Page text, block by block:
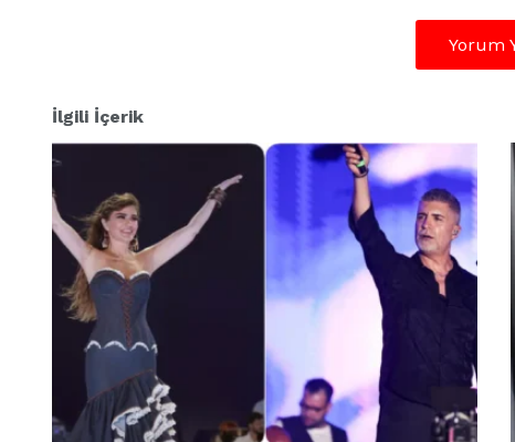
Yorum
İlgili İçerik